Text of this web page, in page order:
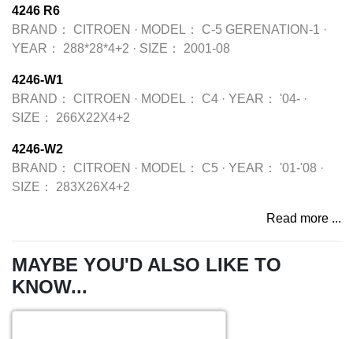
4246 R6
BRAND：
CITROEN · MODEL： C-5 GERENATION-1 ·
YEAR：
288*28*4+2 · SIZE： 2001-08
4246-W1
BRAND：
CITROEN · MODEL： C4 · YEAR： '04- ·
SIZE：
266X22X4+2
4246-W2
BRAND：
CITROEN · MODEL： C5 · YEAR： '01-'08 ·
SIZE：
283X26X4+2
Read more ...
MAYBE YOU'D ALSO LIKE TO
KNOW...